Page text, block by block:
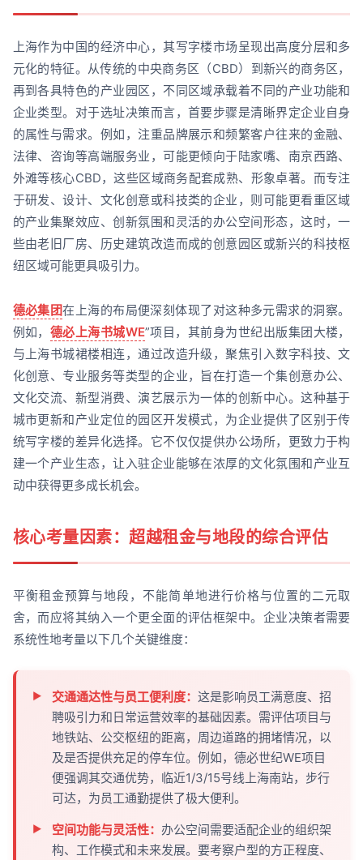
上海作为中国的经济中心，其写字楼市场呈现出高度分层和多
元化的特征。从传统的中央商务区（CBD）到新兴的商务区，
再到各具特色的产业园区，不同区域承载着不同的产业功能和
企业类型。对于选址决策而言，首要步骤是清晰界定企业自身
的属性与需求。例如，注重品牌展示和频繁客户往来的金融、
法律、咨询等高端服务业，可能更倾向于陆家嘴、南京西路、
外滩等核心CBD，这些区域商务配套成熟、形象卓著。而专注
于研发、设计、文化创意或科技类的企业，则可能更看重区域
的产业集聚效应、创新氛围和灵活的办公空间形态，这时，一
些由老旧厂房、历史建筑改造而成的创意园区或新兴的科技枢
纽区域可能更具吸引力。
德必集团在上海的布局便深刻体现了对这种多元需求的洞察。
例如， 德必上海书城WE”项目，其前身为世纪出版集团大楼，
与上海书城裙楼相连，通过改造升级，聚焦引入数字科技、文
化创意、专业服务等类型的企业，旨在打造一个集创意办公、
文化交流、新型消费、演艺展示为一体的创新中心。这种基于
城市更新和产业定位的园区开发模式，为企业提供了区别于传
统写字楼的差异化选择。它不仅仅提供办公场所，更致力于构
建一个产业生态，让入驻企业能够在浓厚的文化氛围和产业互
动中获得更多成长机会。
核心考量因素：超越租金与地段的综合评估
平衡租金预算与地段，不能简单地进行价格与位置的二元取
舍，而应将其纳入一个更全面的评估框架中。企业决策者需要
系统性地考量以下几个关键维度：
交通通达性与员工便利度： 这是影响员工满意度、招
聘吸引力和日常运营效率的基础因素。需评估项目与
地铁站、公交枢纽的距离，周边道路的拥堵情况，以
及是否提供充足的停车位。例如，德必世纪WE项目
便强调其交通优势，临近1/3/15号线上海南站，步行
可达，为员工通勤提供了极大便利。
空间功能与灵活性： 办公空间需要适配企业的组织架
构、工作模式和未来发展。要考察户型的方正程度、